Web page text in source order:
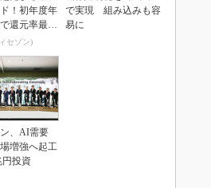
！初年度年
還元率最大
セゾン)
で実現 組み込みも容
易に
、AI需要
増強へ起工
投資